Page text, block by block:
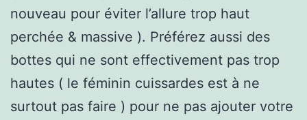
nouveau pour éviter l’allure trop haut
perchée & massive ). Préférez aussi des
bottes qui ne sont effectivement pas trop
hautes ( le féminin cuissardes est à ne
surtout pas faire ) pour ne pas ajouter votre